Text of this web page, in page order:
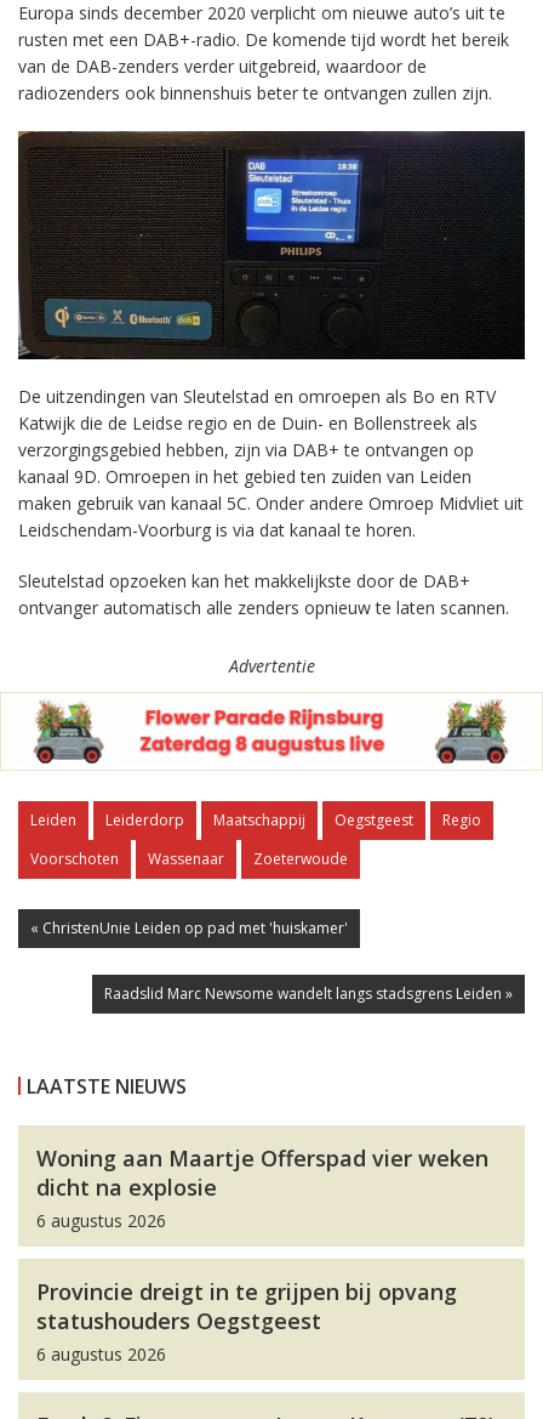
Europa sinds december 2020 verplicht om nieuwe auto’s uit te
rusten met een DAB+-radio. De komende tijd wordt het bereik
van de DAB-zenders verder uitgebreid, waardoor de
radiozenders ook binnenshuis beter te ontvangen zullen zijn.
De uitzendingen van Sleutelstad en omroepen als Bo en RTV
Katwijk die de Leidse regio en de Duin- en Bollenstreek als
verzorgingsgebied hebben, zijn via DAB+ te ontvangen op
kanaal 9D. Omroepen in het gebied ten zuiden van Leiden
maken gebruik van kanaal 5C. Onder andere Omroep Midvliet uit
Leidschendam-Voorburg is via dat kanaal te horen.
Sleutelstad opzoeken kan het makkelijkste door de DAB+
ontvanger automatisch alle zenders opnieuw te laten scannen.
Advertentie
Leiden Leiderdorp Maatschappij Oegstgeest
Regio
Voorschoten
Wassenaar Zoeterwoude
« ChristenUnie Leiden op pad met 'huiskamer'
Raadslid Marc Newsome wandelt langs stadsgrens Leiden »
LAATSTE NIEUWS
Woning aan Maartje Offerspad vier weken
dicht na explosie
6 augustus 2026
Provincie dreigt in te grijpen bij opvang
statushouders Oegstgeest
6 augustus 2026